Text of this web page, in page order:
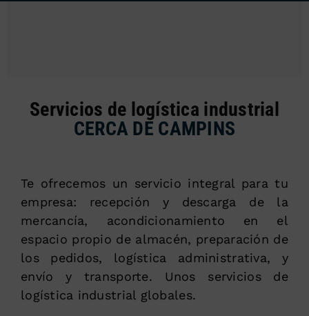
Servicios de logística industrial
CERCA DE CAMPINS
Te ofrecemos un servicio integral para tu
empresa: recepción y descarga de la
mercancía, acondicionamiento en el
espacio propio de almacén, preparación de
los pedidos, logística administrativa, y
envío y transporte. Unos servicios de
logística industrial globales.